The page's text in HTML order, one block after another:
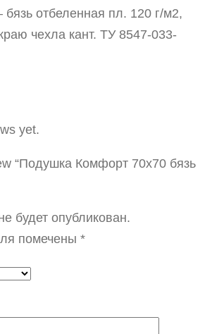
отбеленная пл. 120 г/м2,
чехла кант. ТУ 8547-033-
yet.
“Подушка Комфорт 70х70 бязь
будет опубликован.
помечены *